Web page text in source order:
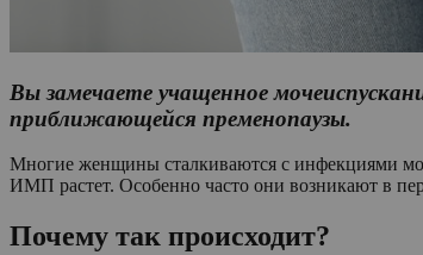
Вы замечаете учащенное
приближающейся пременопаузы.
Многие женщины сталкиваются с инфекциями
ИМП растет. Особенно часто они возникают в
Почему так происходит?